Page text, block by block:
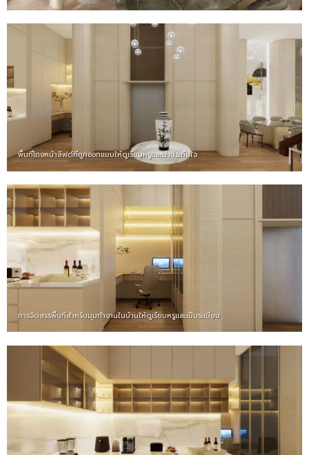
พื้นที่โถงหน้าลิฟต์ที่ถูกออกแบบให้ดูเรียบหรูและน่าประทับใจ
การจัดสรรพื้นที่สำหรับมุมทำงานในบ้านให้ดูเรียบหรูและเป็นระเบียบ